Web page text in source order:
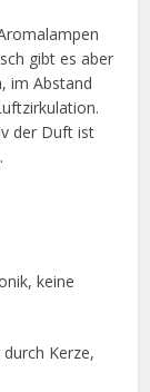
gibt es aber
im Abstand
der Duft ist
keine
Kerze,